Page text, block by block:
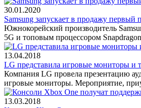
30.01.2020
Samsung запускает в продажу первый
Южнокорейский производитель
5G и топовым процессором
13.04.2018
LG представила игровые мониторы и
Компания LG провела презентацию
игровые мониторы. Мероприятие,
13.03.2018